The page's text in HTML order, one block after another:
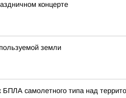
концерте
земли
самолетного типа над